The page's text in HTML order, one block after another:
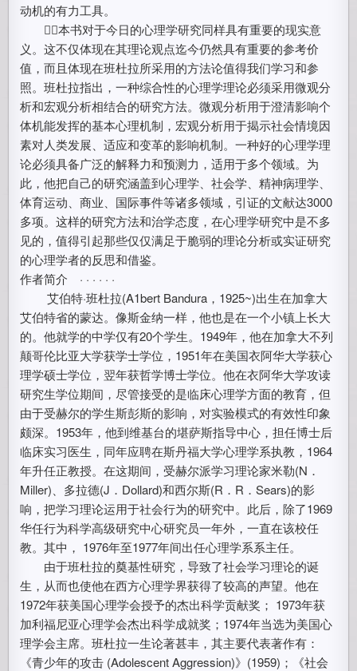
动机的有力工具。
本书对于今日的心理学研究同样具有重要的现实意
义。这不仅体现在其理论观点迄今仍然具有重要的参考价
值，而且体现在班杜拉所采用的方法论值得我们学习和参
照。班杜拉指出，一种综合性的心理学理论必须采用微观分
析和宏观分析相结合的研究方法。微观分析用于澄清影响个
体机能发挥的基本心理机制，宏观分析用于揭示社会情境因
素对人类发展、适应和变革的影响机制。一种好的心理学理
论必须具备广泛的解释力和预测力，适用于多个领域。为
此，他把自己的研究涵盖到心理学、社会学、精神病理学、
体育运动、商业、国际事件等诸多领域，引证的文献达3000
多项。这样的研究方法和治学态度，在心理学研究中是不多
见的，值得引起那些仅仅满足于脆弱的理论分析或实证研究
的心理学者的反思和借鉴。
作者简介 · · · · · ·
艾伯特·班杜拉(A1bert Bandura，1925~)出生在加拿大
艾伯特省的蒙达。像斯金纳一样，他也是在一个小镇上长大
的。他就学的中学仅有20个学生。1949年，他在加拿大不列
颠哥伦比亚大学获学士学位，1951年在美国衣阿华大学获心
理学硕士学位，翌年获哲学博士学位。他在衣阿华大学攻读
研究生学位期间，尽管接受的是临床心理学方面的教育，但
由于受赫尔的学生斯彭斯的影响，对实验模式的有效性印象
颇深。1953年，他到维基台的堪萨斯指导中心，担任博士后
临床实习医生，同年应聘在斯丹福大学心理学系执教，1964
年升任正教授。在这期间，受赫尔派学习理论家米勒(N．
Miller)、多拉德(J．Dollard)和西尔斯(R．R．Sears)的影
响，把学习理论运用于社会行为的研究中。此后，除了1969
华任行为科学高级研究中心研究员一年外，一直在该校任
教。其中， 1976年至1977年间出任心理学系系主任。
由于班杜拉的奠基性研究，导致了社会学习理论的诞
生，从而也使他在西方心理学界获得了较高的声望。他在
1972年获美国心理学会授予的杰出科学贡献奖； 1973年获
加利福尼亚心理学会杰出科学成就奖；1974年当选为美国心
理学会主席。班杜拉一生论著甚丰，其主要代表著作有：
《青少年的攻击 (Adolescent Aggression)》(1959)；《社会